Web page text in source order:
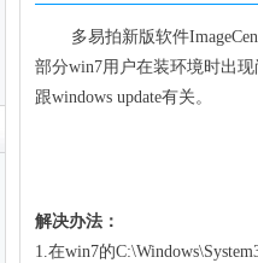
多易拍新版软件
部分win7用户在装环境时出现
跟windows update有关。
解决办法：
1.在win7的